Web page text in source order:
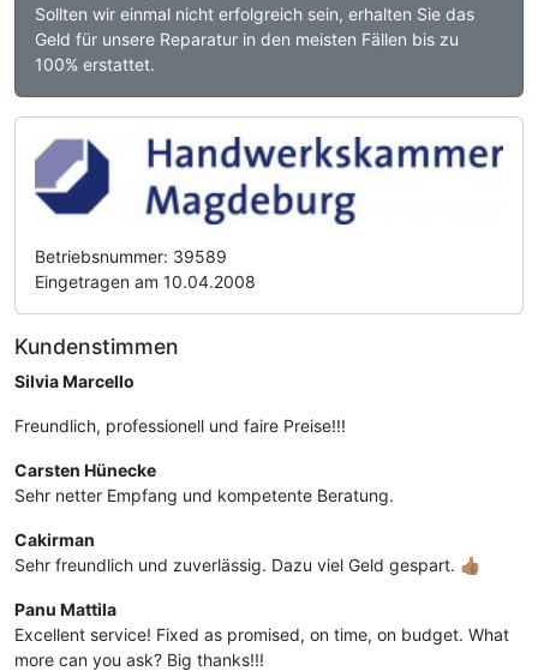
Sollten wir einmal nicht erfolgreich sein, erhalten Sie das
Geld für unsere Reparatur in den meisten Fällen bis zu
100% erstattet.
Betriebsnummer: 39589
Eingetragen am 10.04.2008
Kundenstimmen
Silvia Marcello
Freundlich, professionell und faire Preise!!!
Carsten Hünecke
Sehr netter Empfang und kompetente Beratung.
Cakirman
Sehr freundlich und zuverlässig. Dazu viel Geld gespart. 👍🏽
Panu Mattila
Excellent service! Fixed as promised, on time, on budget. What
more can you ask? Big thanks!!!